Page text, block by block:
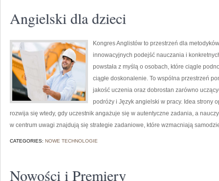
Angielski dla dzieci
Kongres Anglistów to przestrzeń dla
innowacyjnych podejść nauczania i
powstała z myślą o osobach, które ciągle
ciągłe doskonalenie. To wspólna przestrzeń
jakość uczenia oraz dobrostan zarówno
podróży i Język angielski w pracy. Idea strony
rozwija się wtedy, gdy uczestnik angażuje się w autentyczne zadania, a
w centrum uwagi znajdują się strategie zadaniowe, które wzmacniają
CATEGORIES: NOWE TECHNOLOGIE
Nowości i Premiery